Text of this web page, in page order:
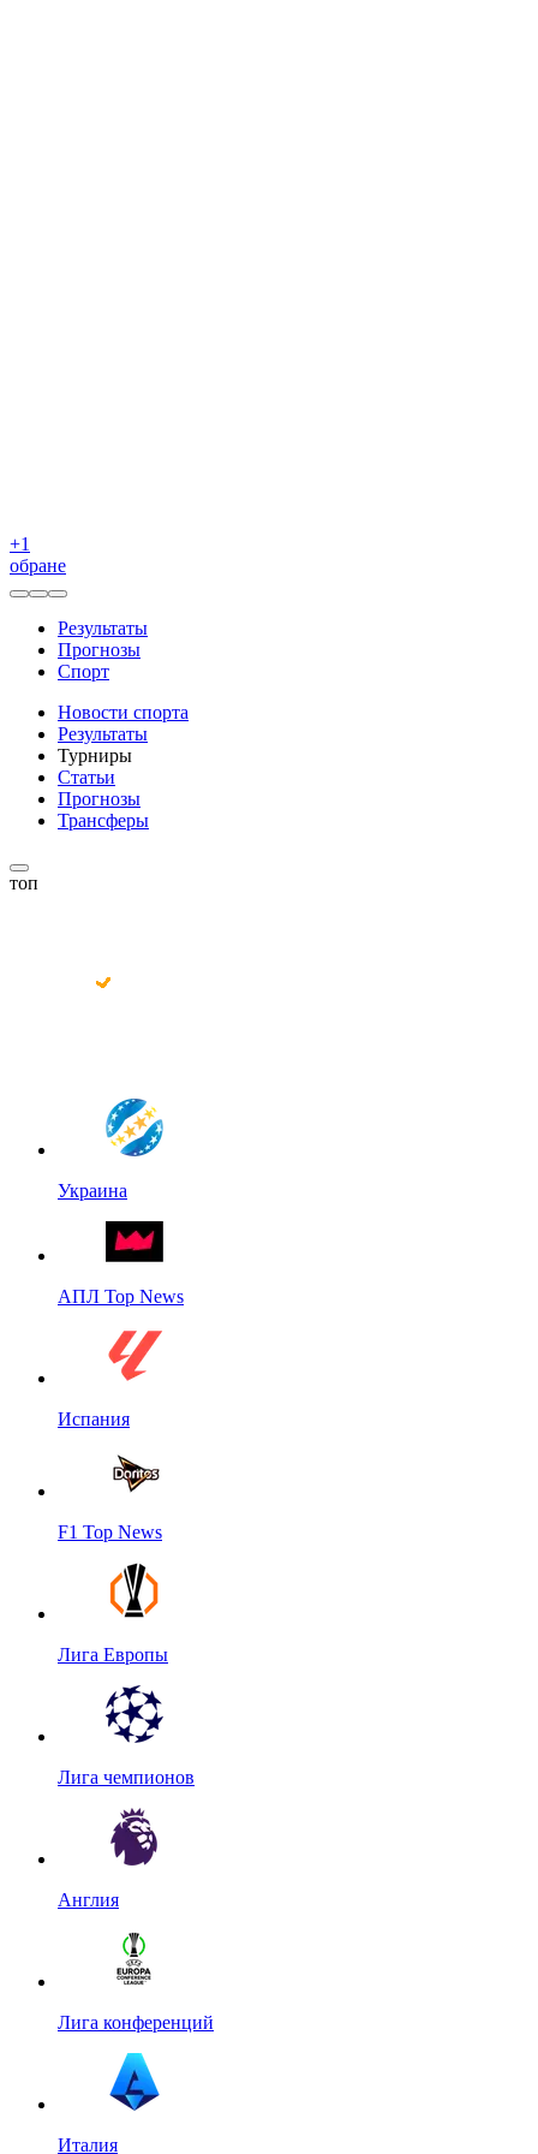
+1
обране
Результаты
Прогнозы
Спорт
Новости спорта
Результаты
Турниры
Статьи
Прогнозы
Трансферы
топ
Украина
АПЛ Top News
Испания
F1 Top News
Лига Европы
Лига чемпионов
Англия
Лига конференций
Италия